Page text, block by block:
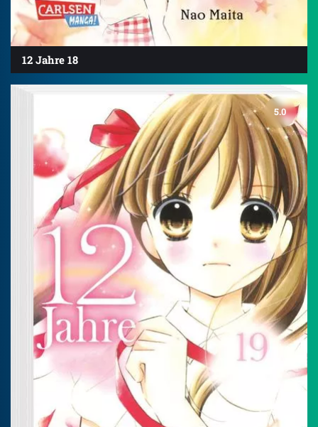
12 Jahre 18
5.0